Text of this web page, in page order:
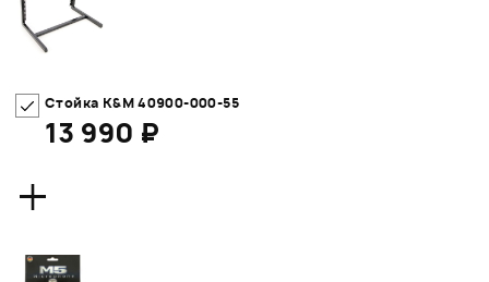
Стойка K&M 40900-000-55
13 990 ₽
+